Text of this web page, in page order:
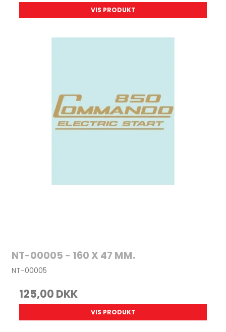
VIS PRODUKT
NT-00005 - 160 X 47 MM.
NT-00005
125,00 DKK
VIS PRODUKT